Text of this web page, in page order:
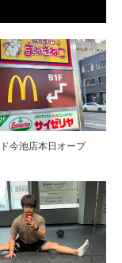
今池店本日オープ